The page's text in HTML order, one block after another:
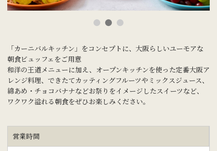
「カーニバルキッチン」をコンセプトに、大阪らしいユーモアな
朝食ビュッフェをご用意
和洋の王道メニューに加え、オープンキッチンを使った定番大阪ア
レンジ料理、 できたてカッティングフルーツやミックスジュース、
綿あめ・チョコバナナなどお祭りをイメージしたスイーツなど、
ワクワク溢れる朝食をぜひお楽しみください。
営業時間